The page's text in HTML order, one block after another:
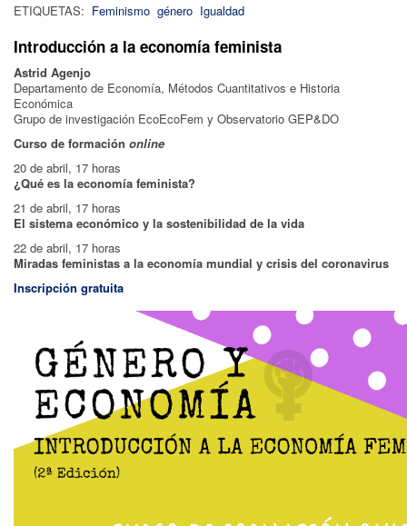
ETIQUETAS: Feminismo género Igualdad
Introducción a la economía feminista
Astrid Agenjo
Departamento de Economía, Métodos Cuantitativos e Historia
Económica
Grupo de investigación EcoEcoFem y Observatorio GEP&DO
Curso de formación online
20 de abril, 17 horas
¿Qué es la economía feminista?
21 de abril, 17 horas
El sistema económico y la sostenibilidad de la vida
22 de abril, 17 horas
Miradas feministas a la economía mundial y crisis del coronavirus
Inscripción gratuita